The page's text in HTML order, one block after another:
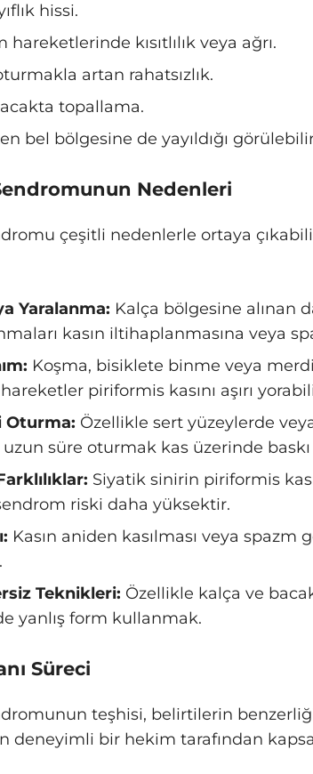
hissi.
hareketlerinde kısıtlılık veya ağrı.
artan rahatsızlık.
topallama.
bel bölgesine de yayıldığı
Nedenleri
çeşitli nedenlerle ortaya
Yaralanma: Kalça bölgesine alınan
kasın iltihaplanmasına veya
Koşma, bisiklete binme veya
hareketler piriformis kasını aşırı
Oturma: Özellikle sert yüzeylerde
süre oturmak kas üzerinde
Siyatik sinirin piriformis
riski daha yüksektir.
Kasın aniden kasılması veya
Teknikleri: Özellikle kalça ve
yanlış form kullanmak.
Süreci
teşhisi, belirtilerin
deneyimli bir hekim tarafından